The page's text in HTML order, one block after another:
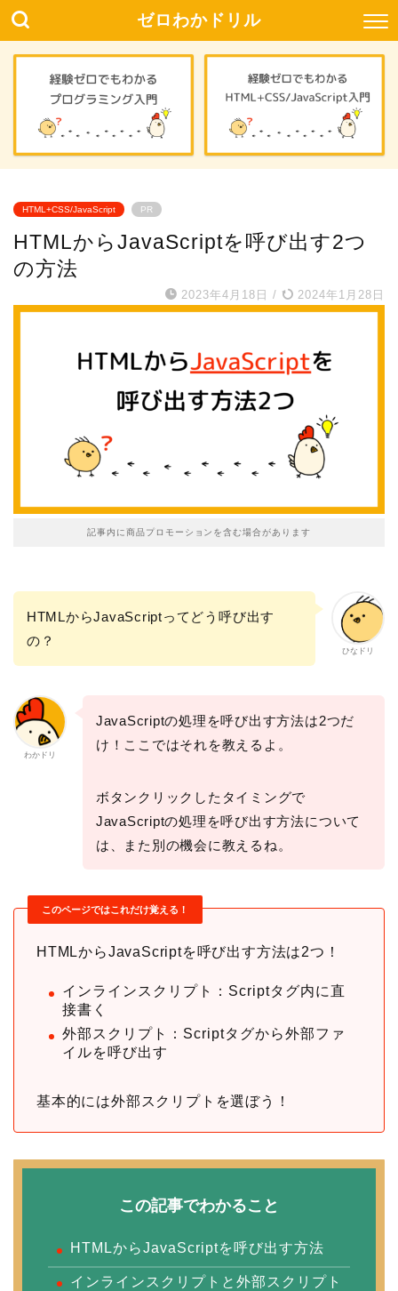
ゼロわかドリル
HTML+CSS/JavaScript PR
HTMLからJavaScriptを呼び出す2つ
の方法
2023年4月18日 / 2024年1月28日
記事内に商品プロモーションを含む場合があります
ひなドリ
HTMLからJavaScriptってどう呼び出す
の？
わかドリ
JavaScriptの処理を呼び出す方法は2つだ
け！ここではそれを教えるよ。
ボタンクリックしたタイミングで
JavaScriptの処理を呼び出す方法について
は、また別の機会に教えるね。
このページではこれだけ覚える！
HTMLからJavaScriptを呼び出す方法は2つ！
インラインスクリプト：Scriptタグ内に直
接書く
外部スクリプト：Scriptタグから外部ファ
イルを呼び出す
基本的には外部スクリプトを選ぼう！
この記事でわかること
HTMLからJavaScriptを呼び出す方法
インラインスクリプトと外部スクリプト